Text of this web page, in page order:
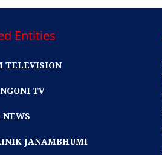
Entities
TELEVISION
TV
NEWS
JANAMBHUMI